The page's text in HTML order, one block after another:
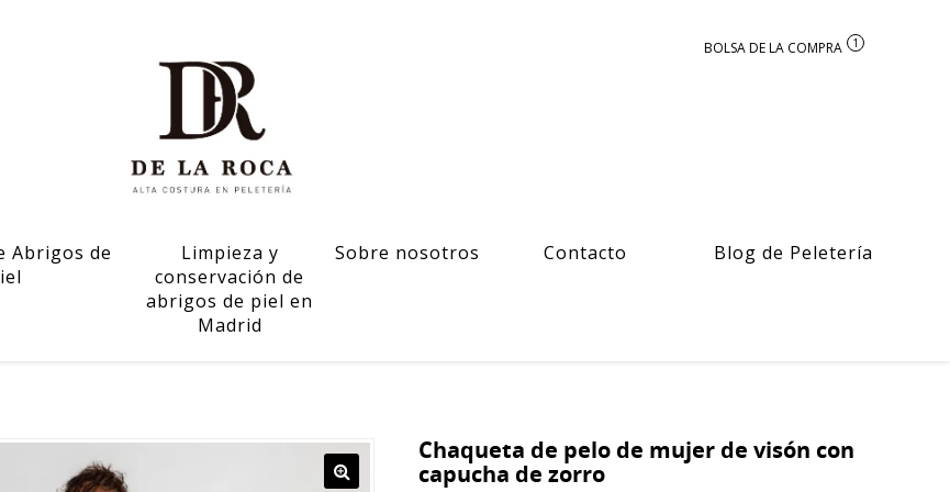
Abrigos de
Limpieza y
conservación de
abrigos de piel en
Madrid
Sobre nosotros Contacto Blog de Peletería
1
Chaqueta de pelo de mujer de visón con
capucha de zorro